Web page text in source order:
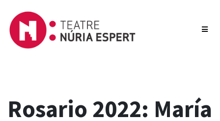
Rosario 2022: María